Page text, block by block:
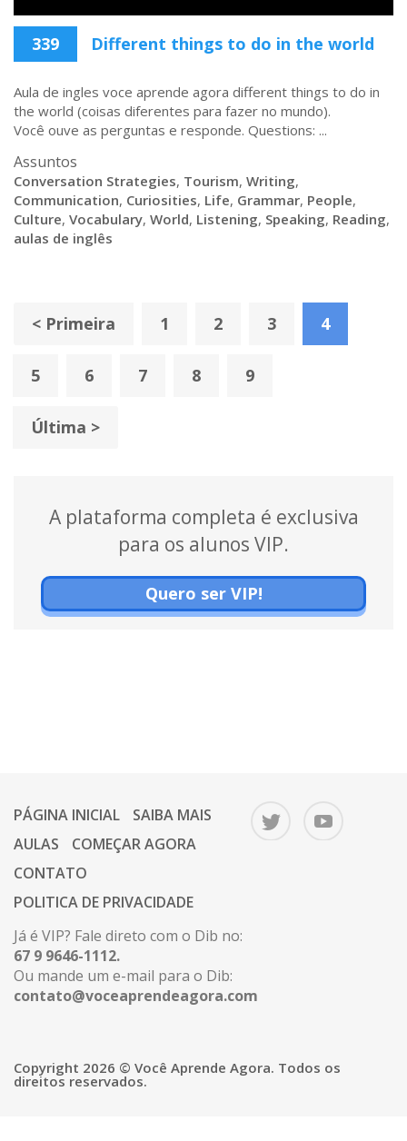
339 Different things to do in the world
Aula de ingles voce aprende agora different things to do in
the world (coisas diferentes para fazer no mundo).
Você ouve as perguntas e responde. Questions: ...
Assuntos
Conversation Strategies, Tourism, Writing,
Communication, Curiosities, Life, Grammar, People,
Culture, Vocabulary, World, Listening, Speaking, Reading,
aulas de inglês
< Primeira 1 2 3 4
5 6 7 8 9
Última >
A plataforma completa é exclusiva
para os alunos VIP.
Quero ser VIP!
PÁGINA INICIAL
SAIBA MAIS
AULAS
COMEÇAR AGORA
CONTATO
POLITICA DE PRIVACIDADE
Já é VIP? Fale direto com o Dib no:
67 9 9646-1112.
Ou mande um e-mail para o Dib:
contato@voceaprendeagora.com
Copyright 2026 © Você Aprende Agora. Todos os
direitos reservados.